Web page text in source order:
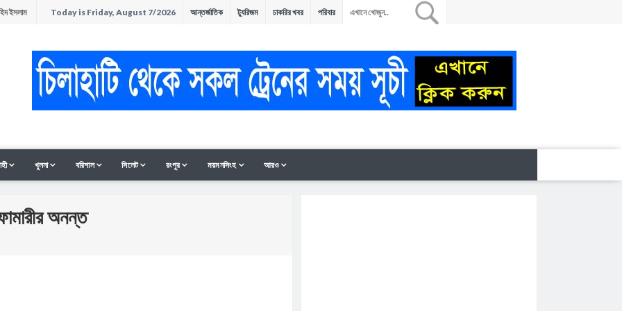
ইসলাম Today is Friday, August 7/2026 আন্তর্জাতিক ট্যুরিজম চাকরির খবর পরিবার
খুলনা বরিশাল সিলেট রংপুর ময়মনসিংহ আরও
অনন্ত